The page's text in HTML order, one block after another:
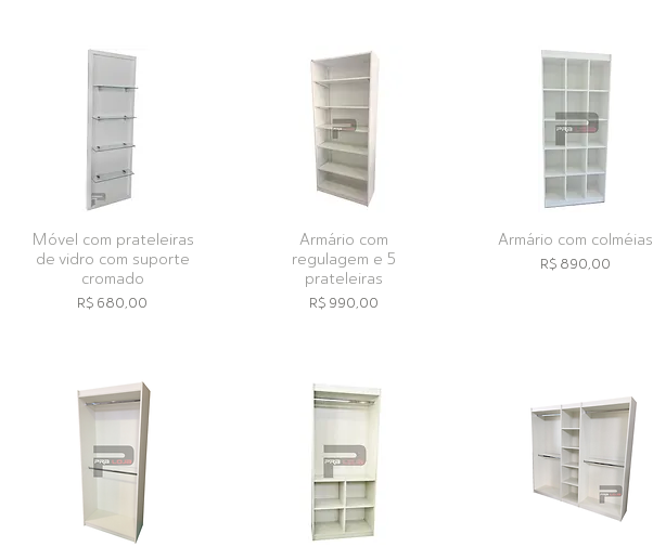
Móvel com prateleiras
de vidro com suporte
cromado
Preço
R$ 680,00
Armário com
regulagem e 5
prateleiras
Preço
R$ 990,00
Armário com colméias
Preço
R$ 890,00